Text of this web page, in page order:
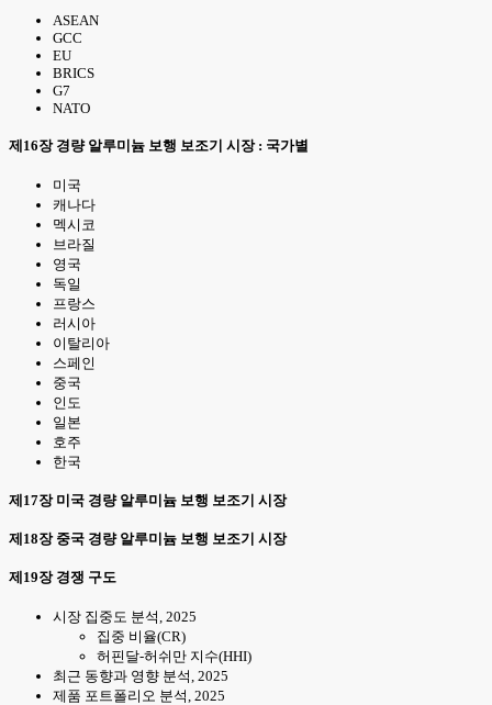
ASEAN
GCC
EU
BRICS
G7
NATO
제16장 경량 알루미늄 보행 보조기 시장 : 국가별
미국
캐나다
멕시코
브라질
영국
독일
프랑스
러시아
이탈리아
스페인
중국
인도
일본
호주
한국
제17장 미국 경량 알루미늄 보행 보조기 시장
제18장 중국 경량 알루미늄 보행 보조기 시장
제19장 경쟁 구도
시장 집중도 분석, 2025
집중 비율(CR)
허핀달-허쉬만 지수(HHI)
최근 동향과 영향 분석, 2025
제품 포트폴리오 분석, 2025